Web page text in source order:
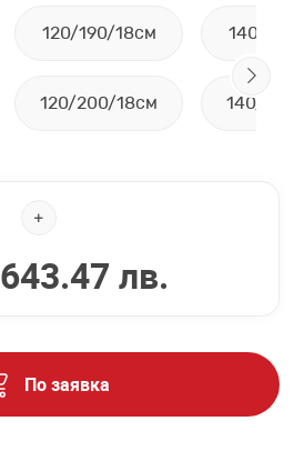
120/190/18см
120/200/18см
140/
140/
643.47 лв.
По заявка